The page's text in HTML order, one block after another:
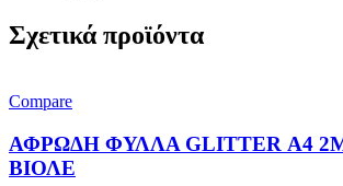
Σχετικά προϊόντα
Compare
ΑΦΡΩΔΗ ΦΥΛΛΑ GLITTER Α4
ΒΙΟΛΕ